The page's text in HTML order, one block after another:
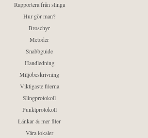
Rapportera från slinga
Hur gör man?
Broschyr
Metoder
Snabbguide
Handledning
Miljöbeskrivning
Viktigaste filerna
Slingprotokoll
Punktprotokoll
Länkar & mer filer
Våra lokaler